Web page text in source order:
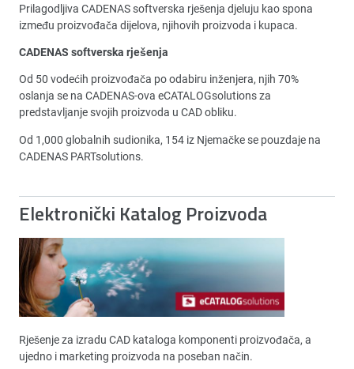
Prilagodljiva CADENAS softverska rješenja djeluju kao spona
između proizvođača dijelova, njihovih proizvoda i kupaca.
CADENAS softverska rješenja
Od 50 vodećih proizvođača po odabiru inženjera, njih 70%
oslanja se na CADENAS-ova eCATALOGsolutions za
predstavljanje svojih proizvoda u CAD obliku.
Od 1,000 globalnih sudionika, 154 iz Njemačke se pouzdaje na
CADENAS PARTsolutions.
Elektronički Katalog Proizvoda
Rješenje za izradu CAD kataloga komponenti proizvođača, a
ujedno i marketing proizvoda na poseban način.